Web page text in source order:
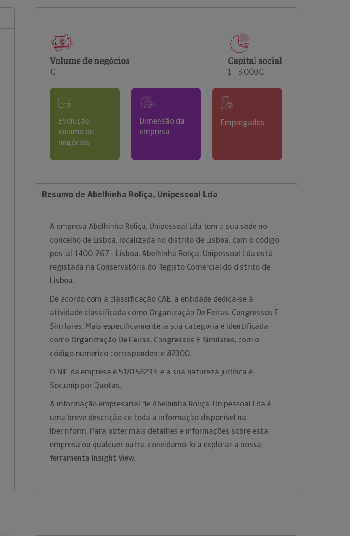
comerciais e analisar o risco de incumprimento dos
Volume de negócios
€
Capital social
1 - 5.000€
Evolução
volume de
negócios
Dimensão da
empresa
Empregados
Resumo de Abelhinha Roliça, Unipessoal Lda
A empresa Abelhinha Roliça, Unipessoal Lda tem a sua sede no
concelho de Lisboa, localizada no distrito de Lisboa, com o código
postal 1400-267 - Lisboa. Abelhinha Roliça, Unipessoal Lda está
registada na Conservatória do Registo Comercial do distrito de
Lisboa.
De acordo com a classificação CAE, a entidade dedica-se à
atividade classificada como Organização De Feiras, Congressos E
Similares. Mais especificamente, a sua categoria é identificada
como Organização De Feiras, Congressos E Similares, com o
código numérico correspondente 82300.
O NIF da empresa é 518158233, e a sua natureza jurídica é
Soc.unip.por Quotas.
A informação empresarial de Abelhinha Roliça, Unipessoal Lda é
uma breve descrição de toda a informação disponível na
Iberinform. Para obter mais detalhes e informações sobre esta
empresa ou qualquer outra, convidamo-lo a explorar a nossa
ferramenta Insight View.